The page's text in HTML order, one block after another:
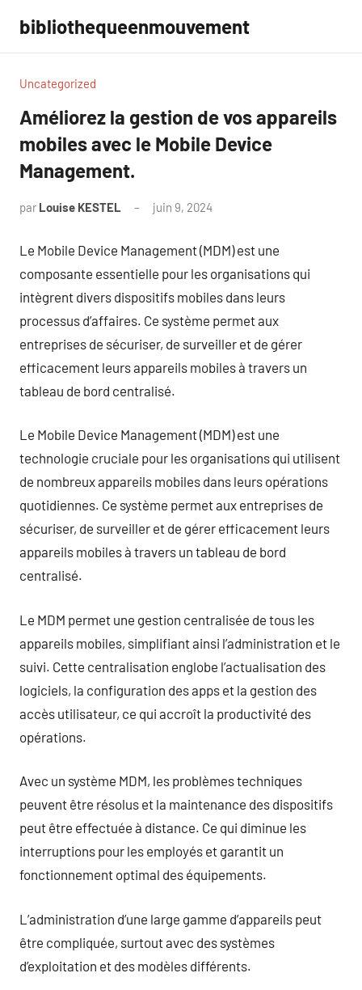
contenu
bibliothequeenmouvement
Uncategorized
Améliorez la gestion de vos appareils
mobiles avec le Mobile Device
Management.
par Louise KESTEL juin 9, 2024
Le Mobile Device Management (MDM) est une
composante essentielle pour les organisations qui
intègrent divers dispositifs mobiles dans leurs
processus d’affaires. Ce système permet aux
entreprises de sécuriser, de surveiller et de gérer
efficacement leurs appareils mobiles à travers un
tableau de bord centralisé.
Le Mobile Device Management (MDM) est une
technologie cruciale pour les organisations qui utilisent
de nombreux appareils mobiles dans leurs opérations
quotidiennes. Ce système permet aux entreprises de
sécuriser, de surveiller et de gérer efficacement leurs
appareils mobiles à travers un tableau de bord
centralisé.
Le MDM permet une gestion centralisée de tous les
appareils mobiles, simplifiant ainsi l’administration et le
suivi. Cette centralisation englobe l’actualisation des
logiciels, la configuration des apps et la gestion des
accès utilisateur, ce qui accroît la productivité des
opérations.
Avec un système MDM, les problèmes techniques
peuvent être résolus et la maintenance des dispositifs
peut être effectuée à distance. Ce qui diminue les
interruptions pour les employés et garantit un
fonctionnement optimal des équipements.
L’administration d’une large gamme d’appareils peut
être compliquée, surtout avec des systèmes
d’exploitation et des modèles différents.